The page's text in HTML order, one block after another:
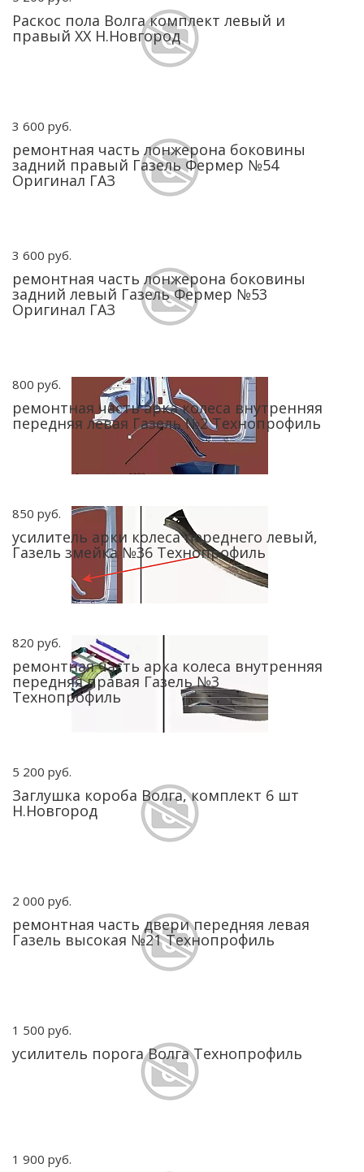
Раскос пола Волга комплект левый и
правый ХХ Н.Новгород
3 600 руб.
ремонтная часть лонжерона боковины
задний правый Газель Фермер №54
Оригинал ГАЗ
3 600 руб.
ремонтная часть лонжерона боковины
задний левый Газель Фермер №53
Оригинал ГАЗ
800 руб.
ремонтная часть арка колеса внутренняя
передняя левая Газель №2 Технопрофиль
850 руб.
усилитель арки колеса переднего левый,
Газель змейка №36 Технопрофиль
820 руб.
ремонтная часть арка колеса внутренняя
передняя правая Газель №3
Технопрофиль
5 200 руб.
Заглушка короба Волга, комплект 6 шт
Н.Новгород
2 000 руб.
ремонтная часть двери передняя левая
Газель высокая №21 Технопрофиль
1 500 руб.
усилитель порога Волга Технопрофиль
1 900 руб.